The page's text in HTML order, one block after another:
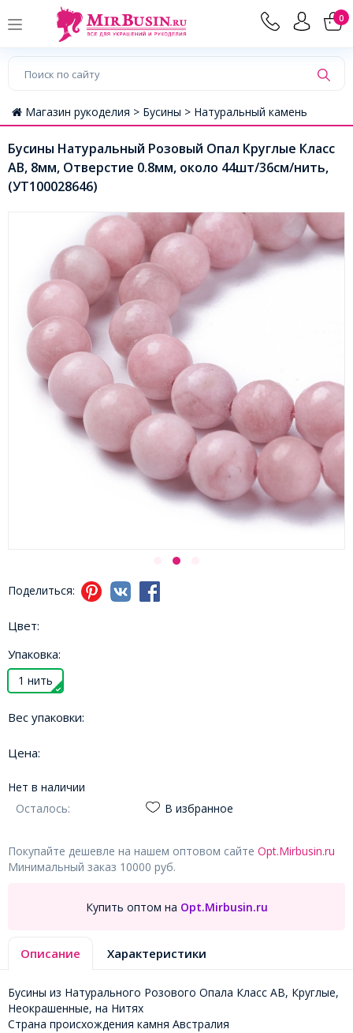
0
Магазин рукоделия > Бусины > Натуральный камень
Бусины Натуральный Розовый Опал Круглые Класс
АВ, 8мм, Отверстие 0.8мм, около 44шт/36см/нить,
(УТ100028646)
Поделиться:
Цвет:
Упаковка:
1 нить
Вес упаковки:
Цена:
Нет в наличии
Осталось:
В избранное
Покупайте дешевле на нашем оптовом сайте Opt.Mirbusin.ru
Минимальный заказ 10000 руб.
Купить оптом на Opt.Mirbusin.ru
Описание Характеристики
Бусины из Натурального Розового Опала Класс АВ, Круглые,
Неокрашенные, на Нитях
Страна происхождения камня Австралия